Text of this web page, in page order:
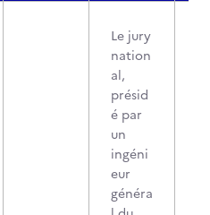
Le jury
nation
al,
présid
é par
un
ingéni
eur
généra